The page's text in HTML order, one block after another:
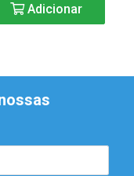
Adicionar